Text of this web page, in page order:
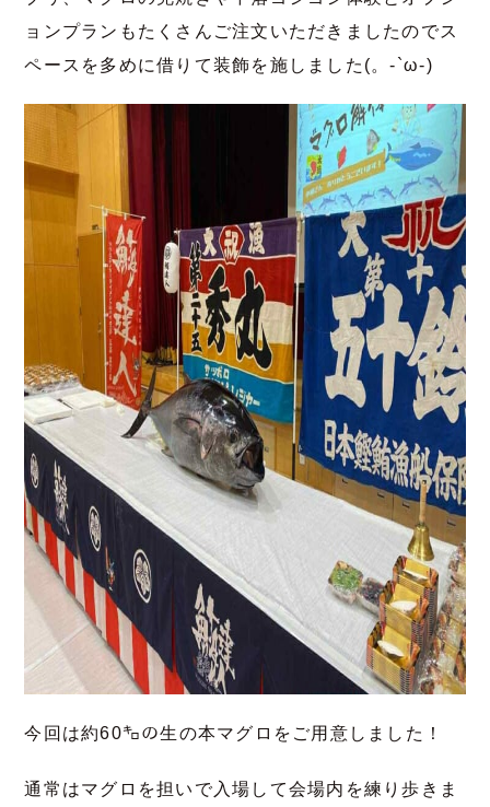
ョンプランもたくさんご注文いただきましたのでス
ペースを多めに借りて装飾を施しました(。-`ω-)
今回は約60㌔の生の本マグロをご用意しました！
通常はマグロを担いで入場して会場内を練り歩きま